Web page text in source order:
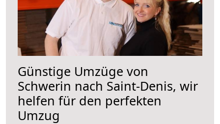
Günstige Umzüge von
Schwerin nach Saint-Denis, wir
helfen für den perfekten
Umzug